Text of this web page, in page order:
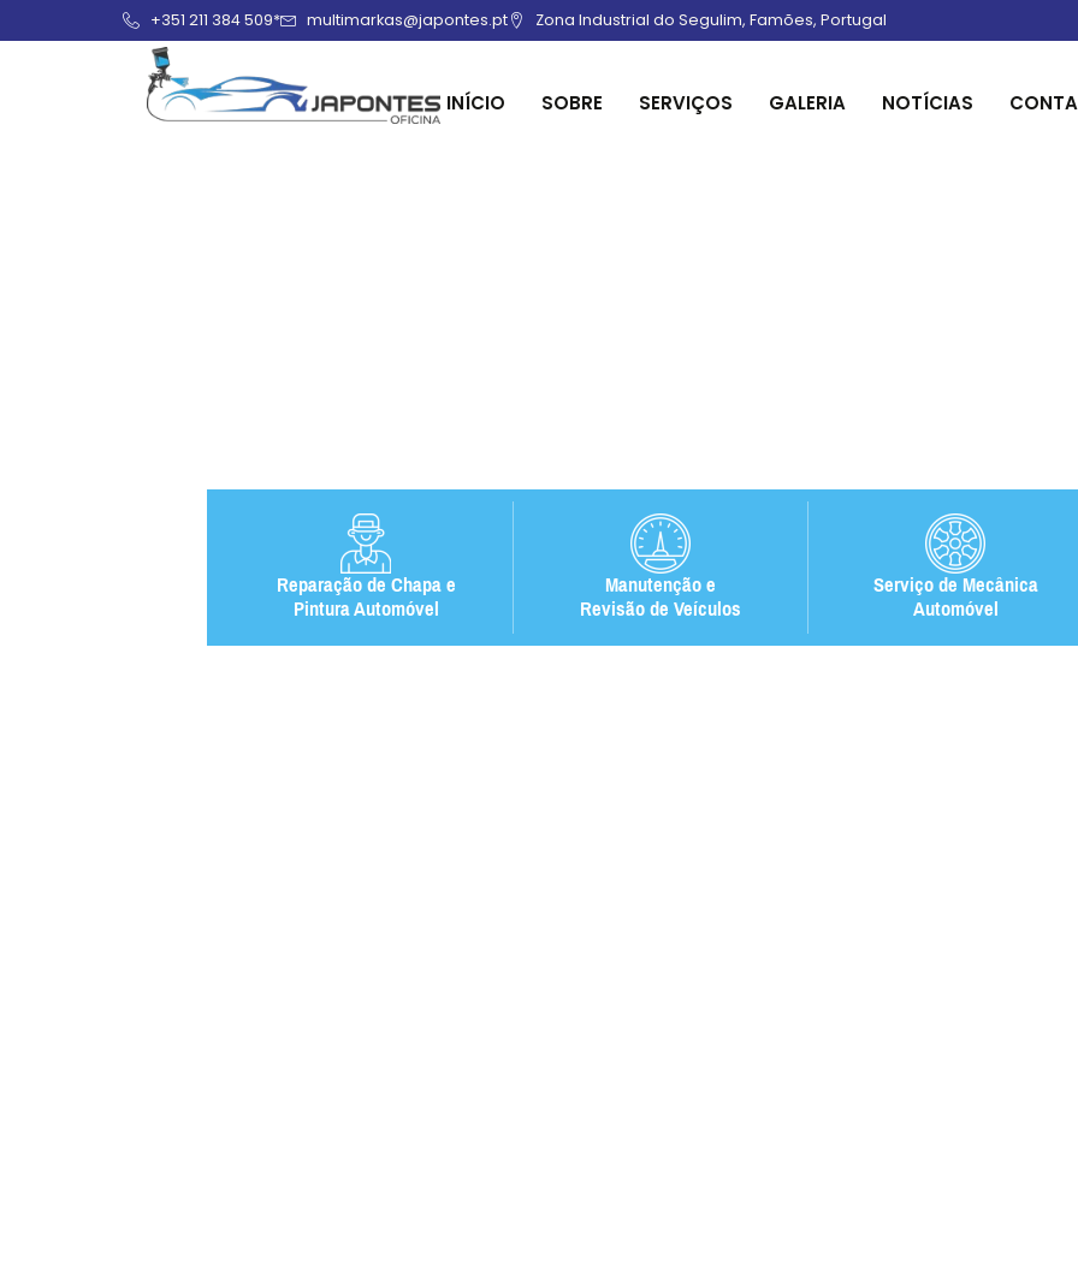
+351 211 384 509* multimarkas@japontes.pt Zona Industrial do Segulim, Famões, Portugal
INÍCIO SOBRE SERVIÇOS GALERIA NOTÍCIAS
Reparação de Chapa e
Pintura Automóvel
Manutenção e
Revisão de Veículos
Serviço de Mecânica
Automóvel